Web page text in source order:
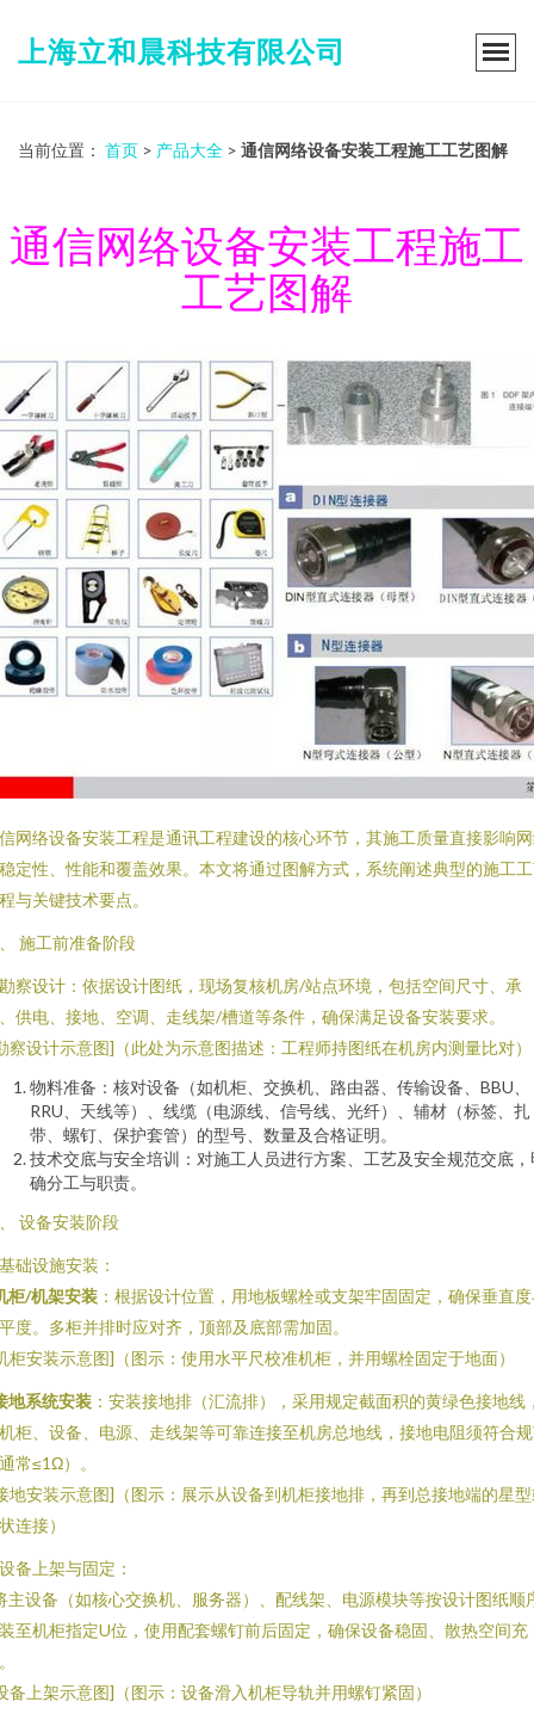
上海立和晨科技有限公司
当前位置： 首页 > 产品大全 > 通信网络设备安装工程施工工艺图解
通信网络设备安装工程施工
工艺图解
网络设备安装工程是通讯工程建设的核心环节，其施工质量直接影响
定性、性能和覆盖效果。本文将通过图解方式，系统阐述典型的施工
与关键技术要点。
施工前准备阶段
察设计：依据设计图纸，现场复核机房/站点环境，包括空间尺寸、承
供电、接地、空调、走线架/槽道等条件，确保满足设备安装要求。
察设计示意图]（此处为示意图描述：工程师持图纸在机房内测量比对）
物料准备：核对设备（如机柜、交换机、路由器、传输设备、BBU、
RRU、天线等）、线缆（电源线、信号线、光纤）、辅材（标签、扎
带、螺钉、保护套管）的型号、数量及合格证明。
技术交底与安全培训：对施工人员进行方案、工艺及安全规范交底，
确分工与职责。
设备安装阶段
础设施安装：
柜/机架安装 ：根据设计位置，用地板螺栓或支架牢固固定，确保垂直
度。多柜并排时应对齐，顶部及底部需加固。
柜安装示意图]（图示：使用水平尺校准机柜，并用螺栓固定于地面）
地系统安装 ：安装接地排（汇流排），采用规定截面积的黄绿色接地线
柜、设备、电源、走线架等可靠连接至机房总地线，接地电阻须符合
常≤1Ω）。
地安装示意图]（图示：展示从设备到机柜接地排，再到总接地端的星
连接）
备上架与固定：
主设备（如核心交换机、服务器）、配线架、电源模块等按设计图纸顺
至机柜指定U位，使用配套螺钉前后固定，确保设备稳固、散热空间充
备上架示意图]（图示：设备滑入机柜导轨并用螺钉紧固）